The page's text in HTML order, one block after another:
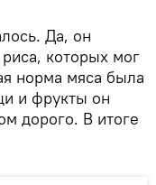
Да, он
которых мог
норма мяса была
и фрукты он
дорого. В итоге